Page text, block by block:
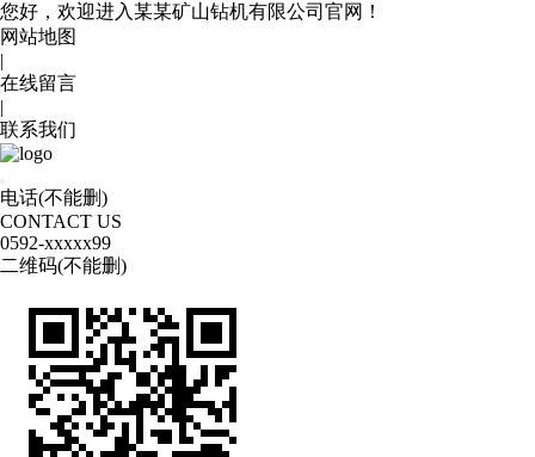
您好，欢迎进入某某矿山钻机有限公司官网！
网站地图
|
在线留言
|
联系我们
电话(不能删)
CONTACT US
0592-xxxxx99
二维码(不能删)